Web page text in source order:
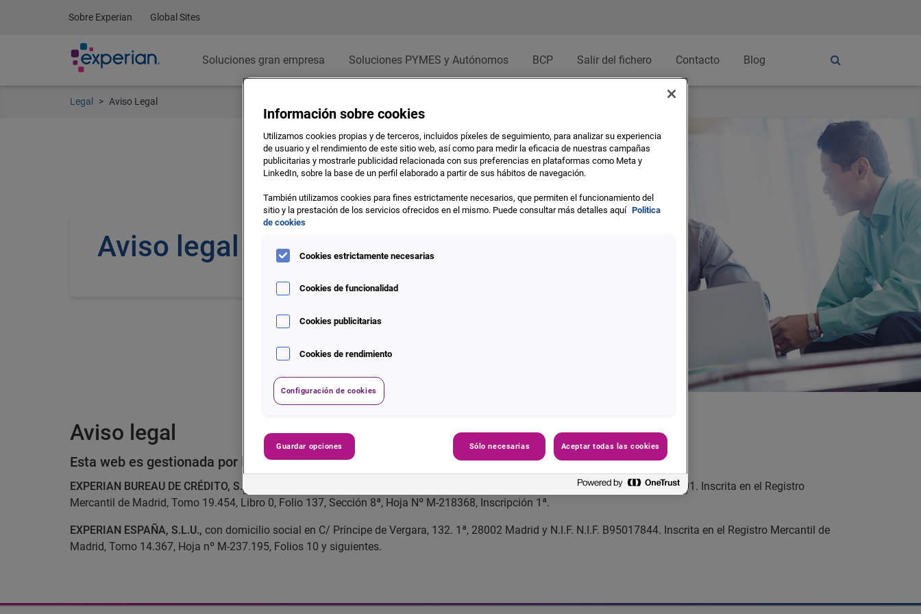
Sobre Experian Global Sites
Soluciones gran empresa Soluciones PYMES y Autónomos BCP Salir del fichero Contacto Blog
Legal Aviso Legal
Aviso legal
Aviso legal
Esta web es gestionada por las siguientes entidades:
EXPERIAN BUREAU DE CRÉDITO, S.A.U.,
con domicilio social en C/ Príncipe de Vergara, 132. 1ª, 28002 Madrid y N.I.F. A82120601. Inscrita en el Registro
Mercantil de Madrid, Tomo 19.454, Libro 0, Folio 137, Sección 8ª, Hoja Nº M-218368, Inscripción 1ª.
EXPERIAN ESPAÑA, S.L.U., con domicilio social en C/ Príncipe de Vergara, 132. 1ª, 28002 Madrid y N.I.F. N.I.F. B95017844. Inscrita en el Registro Mercantil de
Madrid, Tomo 14.367, Hoja nº M-237.195, Folios 10 y siguientes.
Información sobre cookies
Utilizamos cookies propias y de terceros, incluidos píxeles de seguimiento, para analizar su experiencia
de usuario y el rendimiento de este sitio web, así como para medir la eficacia de nuestras campañas
publicitarias y mostrarle publicidad relacionada con sus preferencias en plataformas como Meta y
LinkedIn, sobre la base de un perfil elaborado a partir de sus hábitos de navegación.
También utilizamos cookies para fines estrictamente necesarios, que permiten el funcionamiento del
sitio y la prestación de los servicios ofrecidos en el mismo. Puede consultar más detalles aquí Politica
de cookies
Cookies estrictamente necesarias
Cookies de funcionalidad
Cookies publicitarias
Cookies de rendimiento
Configuración de cookies
Guardar opciones Sólo necesarias Aceptar todas las cookies